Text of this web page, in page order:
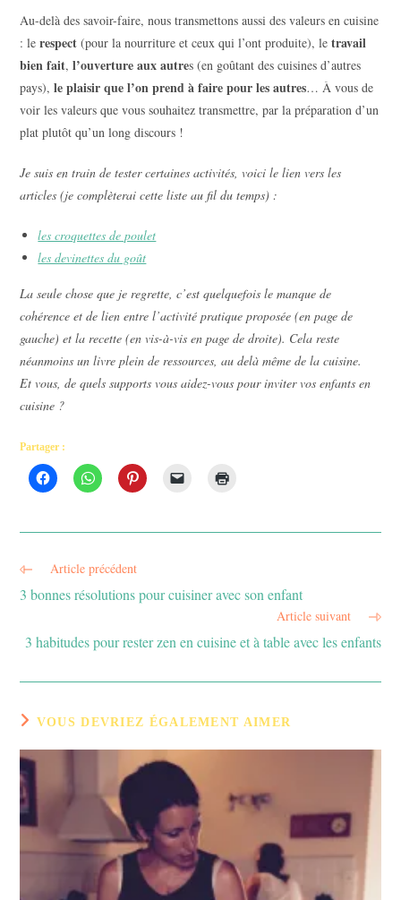
Au-delà des savoir-faire, nous transmettons aussi des valeurs en cuisine
: lerespect (pour la nourriture et ceux qui l’ont produite), letravail
bien fait,l’ouverture aux autres (en goûtant des cuisines d’autres
pays),le plaisir que l’on prend à faire pour les autres… À vous de
voir les valeurs que vous souhaitez transmettre, par la préparation d’un
plat plutôt qu’un long discours !
Je suis en train de tester certaines activités, voici le lien vers les
articles (je complèterai cette liste au fil du temps) :
les croquettes de poulet
les devinettes du goût
La seule chose que je regrette, c’est quelquefois le manque de
cohérence et de lien entre l’activité pratique proposée (en page de
gauche) et la recette (en vis-à-vis en page de droite). Cela reste
néanmoins un livre plein de ressources, au delà même de la cuisine.
Et vous, de quels supports vous aidez-vous pour inviter vos enfants en
cuisine ?
Partager :
Read
articles
Article précédent
3 bonnes résolutions pour cuisiner avec son enfant
Article suivant
3 habitudes pour rester zen en cuisine et à table avec les enfants
VOUS DEVRIEZ ÉGALEMENT AIMER